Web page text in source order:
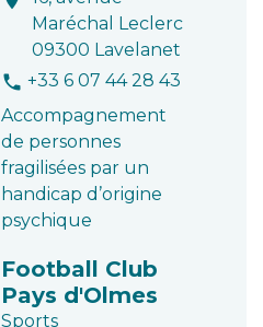
Maréchal Leclerc
09300 Lavelanet
phone +33 6 07 44 28 43
Accompagnement
de personnes
fragilisées par un
handicap d’origine
psychique
Football Club
Pays d'Olmes
Sports